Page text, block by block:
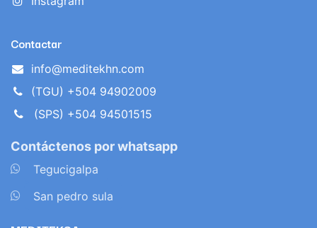
Contactar
info@meditekhn.com
(TGU) +504 94902009
(SPS) +504 94501515
Contáctenos por whatsapp
Tegucigalpa
San pedro sula